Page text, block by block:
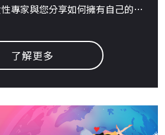
專家與您分享如何擁有自己的小
了解更多